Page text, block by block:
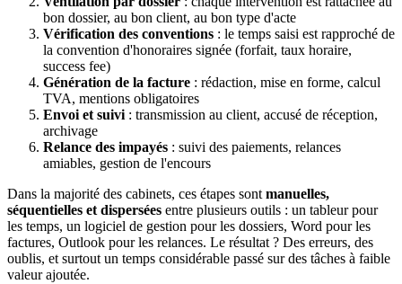
bon dossier, au bon client, au bon type d'acte
Vérification des conventions : le temps saisi est rapproché de
la convention d'honoraires signée (forfait, taux horaire,
success fee)
Génération de la facture : rédaction, mise en forme, calcul
TVA, mentions obligatoires
Envoi et suivi : transmission au client, accusé de réception,
archivage
Relance des impayés : suivi des paiements, relances
amiables, gestion de l'encours
Dans la majorité des cabinets, ces étapes sont manuelles,
séquentielles et dispersées entre plusieurs outils : un tableur pour
les temps, un logiciel de gestion pour les dossiers, Word pour les
factures, Outlook pour les relances. Le résultat ? Des erreurs, des
oublis, et surtout un temps considérable passé sur des tâches à faible
valeur ajoutée.